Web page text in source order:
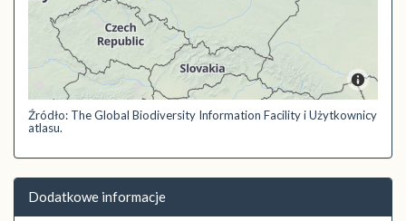
Źródło: The Global Biodiversity Information Facility i Użytkownicy
atlasu.
Dodatkowe informacje